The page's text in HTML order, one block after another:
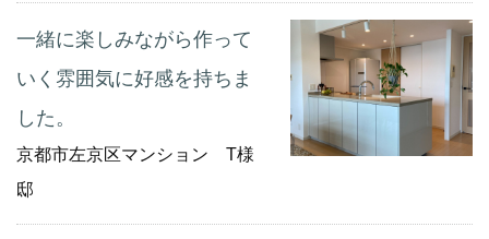
一緒に楽しみながら作って
いく雰囲気に好感を持ちま
した。
京都市左京区マンション T様
邸